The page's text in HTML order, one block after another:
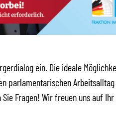
ein. Die ideale
parlamentarischen
Fragen! Wir freuen uns auf